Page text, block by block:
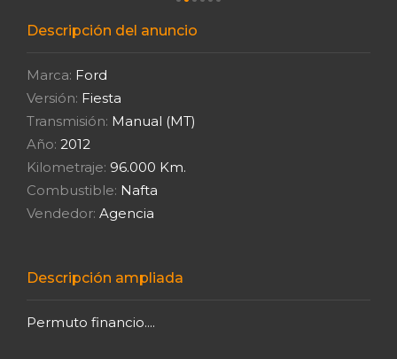
Descripción del anuncio
Marca: Ford
Versión: Fiesta
Transmisión: Manual (MT)
Año: 2012
Kilometraje: 96.000 Km.
Combustible: Nafta
Vendedor: Agencia
Descripción ampliada
Permuto financio....